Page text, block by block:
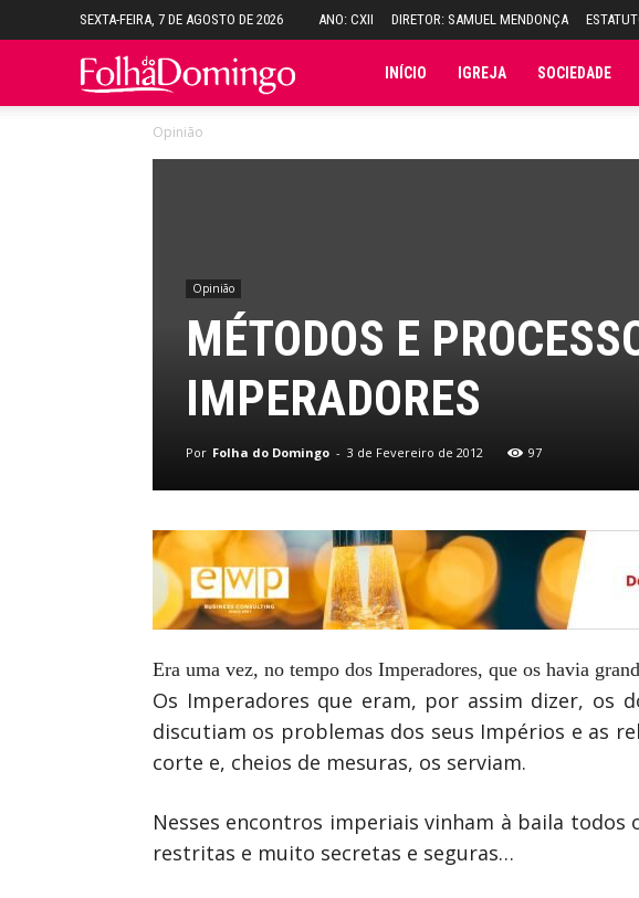
SEXTA-FEIRA, 7 DE AGOSTO DE 2026 ANO: CXII DIRETOR: SAMUEL MENDONÇA
Folha INÍCIO IGREJA SOCIEDADE
Opinião
Opinião
MÉTODOS E
IMPERADORES
Por Folha do Domingo - 3 de Fevereiro de 2012 97
Era uma vez, no tempo dos Imperadores, que os havia
Os Imperadores que eram, por assim dizer, os
discutiam os problemas dos seus Impérios e as
corte e, cheios de mesuras, os serviam.
Nesses encontros imperiais vinham à baila todos
restritas e muito secretas e seguras…